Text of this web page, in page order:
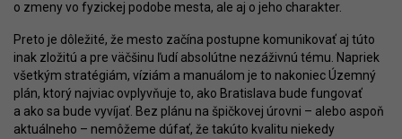
o zmeny vo fyzickej podobe mesta, ale aj o jeho charakter.
Preto je dôležité, že mesto začína postupne komunikovať aj túto
inak zložitú a pre väčšinu ľudí absolútne nezáživnú tému. Napriek
všetkým stratégiám, víziám a manuálom je to nakoniec Územný
plán, ktorý najviac ovplyvňuje to, ako Bratislava bude fungovať
a ako sa bude vyvíjať. Bez plánu na špičkovej úrovni – alebo aspoň
aktuálneho – nemôžeme dúfať, že takúto kvalitu niekedy